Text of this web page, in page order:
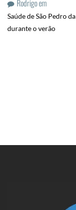
Rodrigoem
Saúde de São Pedro
durante o verão